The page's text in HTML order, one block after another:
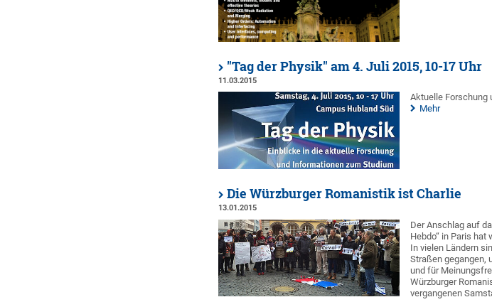
"Tag der Physik" am 4. Juli 2015, 10-17 Uhr
11.03.2015
Aktuelle Forschung
Mehr
Die Würzburger Romanistik ist Charlie
13.01.2015
Der Anschlag auf
Hebdo“ in Paris
In vielen Ländern
Straßen gegangen,
und für
Würzburger
vergangenen